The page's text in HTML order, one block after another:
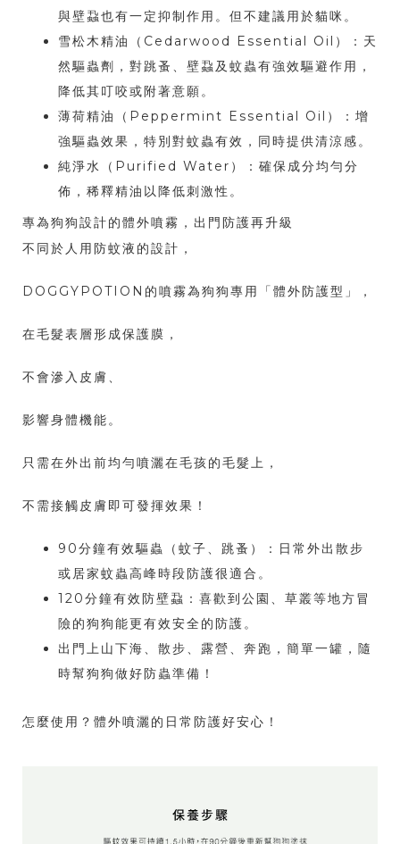
與壁蝨也有一定抑制作用。但不建議用於貓咪。
雪松木精油（Cedarwood Essential Oil）：天
然驅蟲劑，對跳蚤、壁蝨及蚊蟲有強效驅避作用，
降低其叮咬或附著意願。
薄荷精油（Peppermint Essential Oil）：增
強驅蟲效果，特別對蚊蟲有效，同時提供清涼感。
純淨水（Purified Water）：確保成分均勻分
佈，稀釋精油以降低刺激性。
專為狗狗設計的體外噴霧，出門防護再升級
不同於人用防蚊液的設計，
DOGGYPOTION的噴霧為狗狗專用「體外防護型」，
在毛髮表層形成保護膜，
不會滲入皮膚、
影響身體機能。
只需在外出前均勻噴灑在毛孩的毛髮上，
不需接觸皮膚即可發揮效果！
90分鐘有效驅蟲（蚊子、跳蚤）：日常外出散步
或居家蚊蟲高峰時段防護很適合。
120分鐘有效防壁蝨：喜歡到公園、草叢等地方冒
險的狗狗能更有效安全的防護。
出門上山下海、散步、露營、奔跑，簡單一罐，隨
時幫狗狗做好防蟲準備！
怎麼使用？體外噴灑的日常防護好安心！